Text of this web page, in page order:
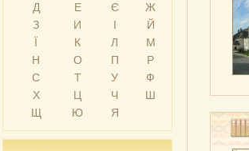
Д
Е Є
Ж
З
И І
Й
Ї
К Л
М
Н
О П
Р
С
Т У
Ф
Х
Ц Ч
Ш
Щ
Ю Я